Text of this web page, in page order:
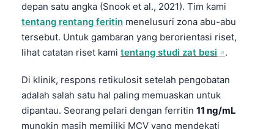
depan satu angka (Snook et al., 2021). Tim kami
tentang rentang feritin menelusuri zona abu-abu
tersebut. Untuk gambaran yang berorientasi riset,
lihat catatan riset kami tentang studi zat besi .
Di klinik, respons retikulosit setelah pengobatan
adalah salah satu hal paling memuaskan untuk
dipantau. Seorang pelari dengan ferritin 11 ng/mL
mungkin masih memiliki MCV yang mendekati